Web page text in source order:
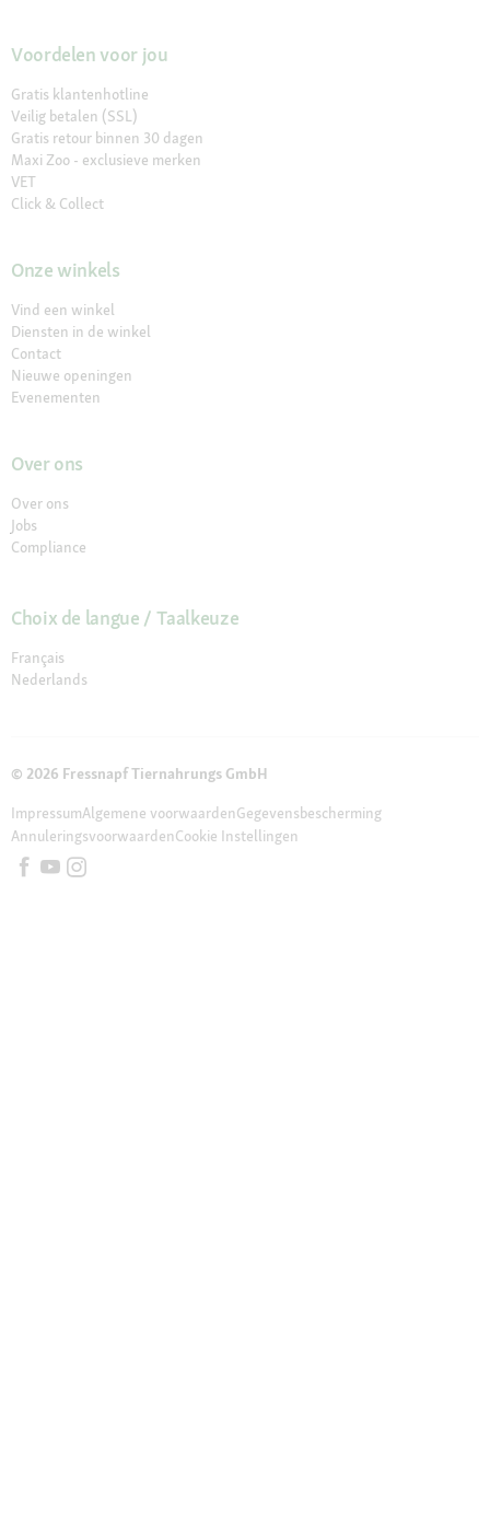
Voordelen voor jou
Gratis klantenhotline
Veilig betalen (SSL)
Gratis retour binnen 30 dagen
Maxi Zoo - exclusieve merken
VET
Click & Collect
Onze winkels
Vind een winkel
Diensten in de winkel
Contact
Nieuwe openingen
Evenementen
Over ons
Over ons
Jobs
Compliance
Choix de langue / Taalkeuze
Français
Nederlands
© 2026 Fressnapf Tiernahrungs GmbH
ImpressumAlgemene voorwaardenGegevensbescherming
AnnuleringsvoorwaardenCookie Instellingen